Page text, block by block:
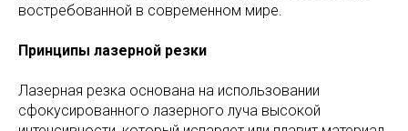
востребованной в современном мире.
Принципы лазерной резки
Лазерная резка основана на использовании
сфокусированного лазерного луча высокой